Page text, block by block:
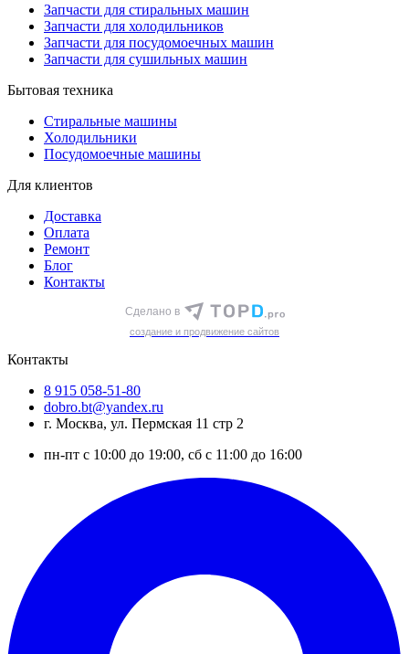
Запчасти для стиральных машин
Запчасти для холодильников
Запчасти для посудомоечных машин
Запчасти для сушильных машин
Бытовая техника
Стиральные машины
Холодильники
Посудомоечные машины
Для клиентов
Доставка
Оплата
Ремонт
Блог
Контакты
Сделано в
cоздание и продвижение сайтов
Контакты
8 915 058-51-80
dobro.bt@yandex.ru
г. Москва, ул. Пермская 11 стр 2
пн-пт с 10:00 до 19:00, сб с 11:00 до 16:00